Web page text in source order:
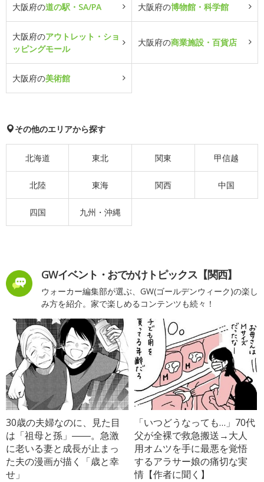
大阪府の道の駅・SA/PA 大阪府の博物館・科学館
大阪府のアウトレット・ショ
ッピングモール
大阪府の商業施設・百貨店
大阪府の美術館
その他のエリアから探す
北海道 東北 関東 甲信越
北陸 東海 関西 中国
四国 九州・沖縄
GWイベント・おでかけトピックス【関西】
ウォーカー編集部が選ぶ、GW(ゴールデンウィーク)の楽し
み方を紹介。家で楽しめるコンテンツも続々！
30歳の夫婦なのに、見た目
は「祖母と孫」――。急激
に老いる妻と成長が止まっ
た夫の漫画が描く「歳と幸
せ」
「いつどうなっても…」70代
父が全裸で救急搬送→大人
用オムツを手に最悪を覚悟
するアラサー娘の痛切な実
情【作者に聞く】